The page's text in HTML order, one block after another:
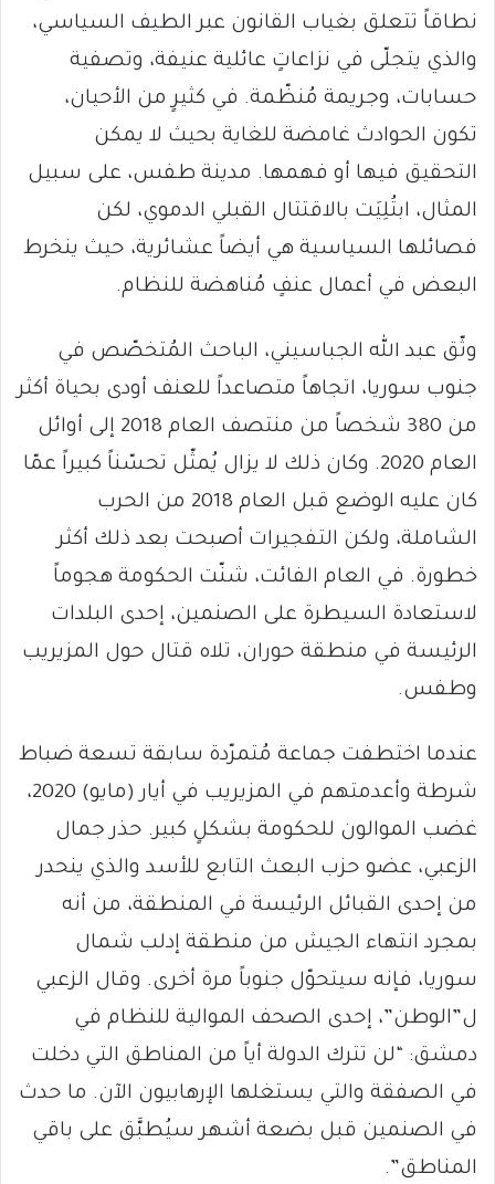
نطاقاً تتعلق بغياب القانون عبر الطيف السياسي،
والذي يتجلّى في نزاعاتٍ عائلية عنيفة، وتصفية
حسابات، وجريمة مُنظّمة. في كثيرٍ من الأحيان،
تكون الحوادث غامضة للغاية بحيث لا يمكن
التحقيق فيها أو فهمها. مدينة طفس، على سبيل
المثال، ابتُلِيَت بالاقتتال القبلي الدموي، لكن
فصائلها السياسية هي أيضاً عشائرية، حيث ينخرط
البعض في أعمال عنفٍ مُناهضة للنظام.
وثّق عبد الله الجباسيني، الباحث المُتخصّص في
جنوب سوريا، اتجاهاً متصاعداً للعنف أودى بحياة أكثر
من 380 شخصاً من منتصف العام 2018 إلى أوائل
العام 2020. وكان ذلك لا يزال يُمثّل تحسّناً كبيراً عمّا
كان عليه الوضع قبل العام 2018 من الحرب
الشاملة، ولكن التفجيرات أصبحت بعد ذلك أكثر
خطورة. في العام الفائت، شنّت الحكومة هجوماً
لاستعادة السيطرة على الصنمين، إحدى البلدات
الرئيسة في منطقة حوران، تلاه قتال حول المزيريب
وطفس.
عندما اختطفت جماعة مُتمرّدة سابقة تسعة ضباط
شرطة وأعدمتهم في المزيريب في أيار (مايو) 2020،
غضب الموالون للحكومة بشكلٍ كبير. حذر جمال
الزعبي، عضو حزب البعث التابع للأسد والذي ينحدر
من إحدى القبائل الرئيسة في المنطقة، من أنه
بمجرد انتهاء الجيش من منطقة إدلب شمال
سوريا، فإنه سيتحوّل جنوباً مرة أخرى. وقال الزعبي
ل”الوطن”، إحدى الصحف الموالية للنظام في
دمشق: “لن تترك الدولة أياً من المناطق التي دخلت
في الصفقة والتي يستغلها الإرهابيون الآن. ما حدث
في الصنمين قبل بضعة أشهر سيُطبَّق على باقي
المناطق”.